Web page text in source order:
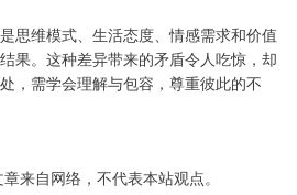
思维模式、生活态度、情感需求和价值
果。这种差异带来的矛盾令人吃惊，却
，需学会理解与包容，尊重彼此的不
来自网络，不代表本站观点。